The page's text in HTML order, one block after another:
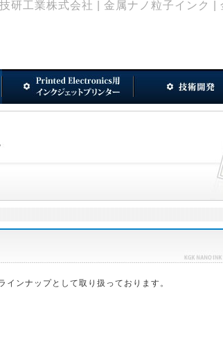
研工業株式会社 | 金属ナノ粒子インク
ンナップとして取り扱っております。